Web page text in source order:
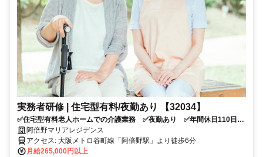
実務者研修 | 住宅型有料/夜勤あり 【32034】
✅住宅型有料老人ホームでの介護業務 ✅夜勤あり ✅年間休日110日
✅「阿倍野駅」より徒歩6分 ✅応募資格：実務者研修 ✅応募条件：介
護系資格をお持ちの方
阿倍野マリアレジデンス
アクセス: 大阪メトロ谷町線「阿倍野駅」より徒歩6分
月給265,000円以上